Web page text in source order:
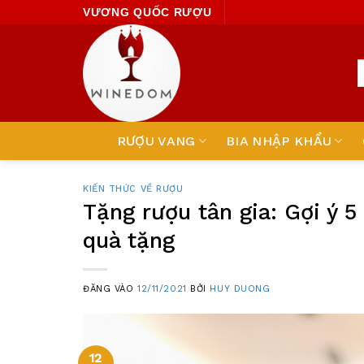
to
VƯƠNG QUỐC RƯỢU
RƯỢU VANG BIA NHẬP KHẨU
KIẾN THỨC VỀ RƯỢU
Tặng rượu tân gia: Gợi ý
quà tặng
ĐĂNG VÀO12/11/2021 BỞI HUY DUONG
12